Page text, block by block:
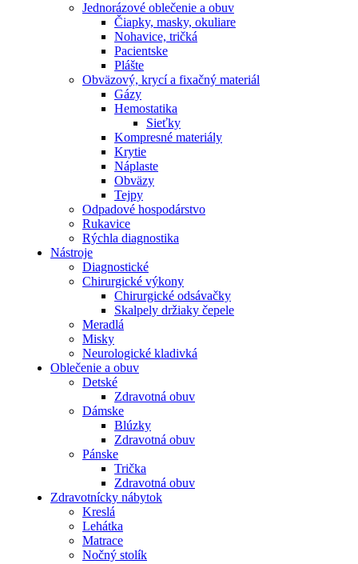
Jednorázové oblečenie a obuv
Čiapky, masky, okuliare
Nohavice, tričká
Pacientske
Plášte
Obväzový, krycí a fixačný materiál
Gázy
Hemostatika
Sieťky
Kompresné materiály
Krytie
Náplaste
Obväzy
Tejpy
Odpadové hospodárstvo
Rukavice
Rýchla diagnostika
Nástroje
Diagnostické
Chirurgické výkony
Chirurgické odsávačky
Skalpely držiaky čepele
Meradlá
Misky
Neurologické kladivká
Oblečenie a obuv
Detské
Zdravotná obuv
Dámske
Blúzky
Zdravotná obuv
Pánske
Trička
Zdravotná obuv
Zdravotnícky nábytok
Kreslá
Lehátka
Matrace
Nočný stolík